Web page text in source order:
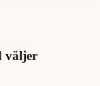
väljer